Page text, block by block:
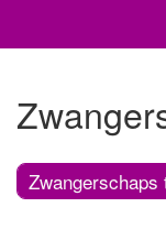
Zwangerschaps